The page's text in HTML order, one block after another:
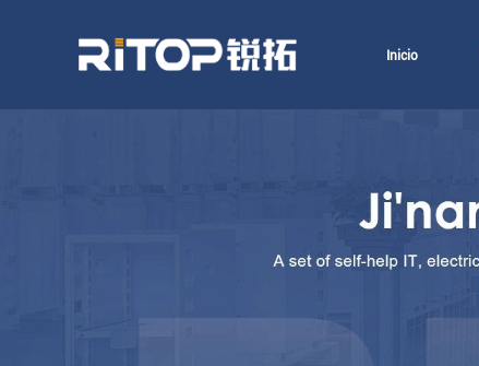
Inicio